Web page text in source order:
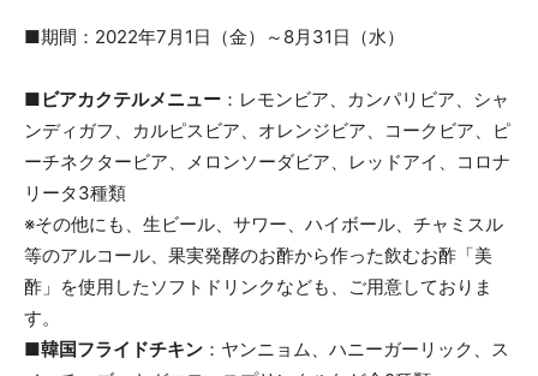
■期間：2022年7月1日（金）～8月31日（水）
■ビアカクテルメニュー ：レモンビア、カンパリビア、シャ
ンディガフ、カルピスビア、オレンジビア、コークビア、ピ
ーチネクタービア、メロンソーダビア、レッドアイ、コロナ
リータ3種類
※その他にも、生ビール、サワー、ハイボール、チャミスル
等のアルコール、果実発酵のお酢から作った飲むお酢「美
酢」を使用したソフトドリンクなども、ご用意しておりま
す。
■韓国フライドチキン ：ヤンニョム、ハニーガーリック、ス